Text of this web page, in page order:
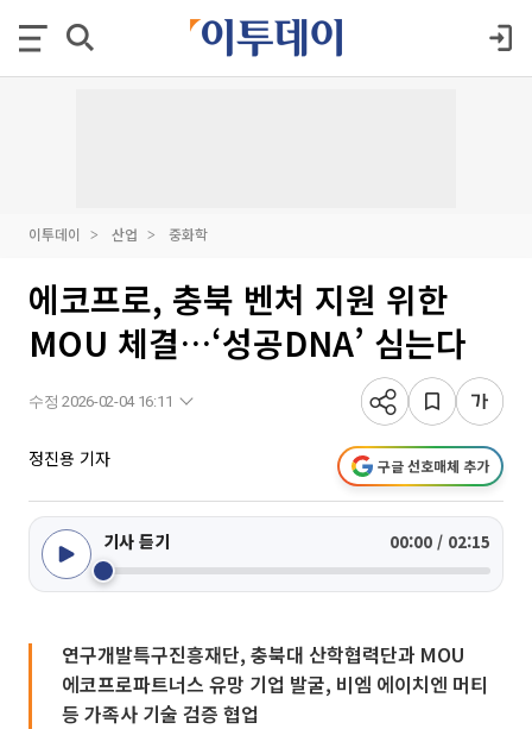
이투데이 산업 중화학
에코프로, 충북 벤처 지원 위한
MOU 체결…‘성공DNA’ 심는다
수정 2026-02-04 16:11
정진용 기자 구글 선호매체 추가
기사 듣기 00:00 / 02:15
연구개발특구진흥재단, 충북대 산학협력단과 MOU
에코프로파트너스 유망 기업 발굴, 비엠 에이치엔 머티
등 가족사 기술 검증 협업